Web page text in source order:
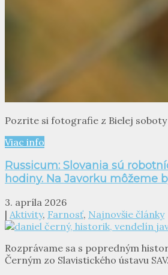
Pozrite si fotografie z Bielej
Viac info
Russicum: Slovania sú
hodiny. Na Javorku môžeme
3. apríla 2026
| Aktivity, Farnosť, Najnovšie články
Rozprávame sa s popredným
Černým zo Slavistického ústavu SAV.